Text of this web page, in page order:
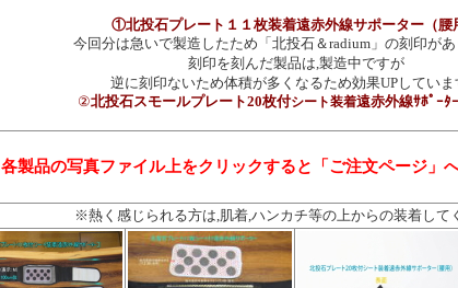
①北投石プレート１１枚装着遠赤外線サポーター（腰
今回分は急いで製造したため「北投石＆radium」の刻印があ
刻印を刻んだ製品は,製造中ですが
逆に刻印ないため体積が多くなるため効果UPしていま
②北投石スモールプレート20枚付シート装着遠赤外線ｻﾎﾟｰﾀｰ
各製品の写真ファイル上をクリックすると「ご注文ページ」
※熱く感じられる方は,肌着,ハンカチ等の上からの装着して